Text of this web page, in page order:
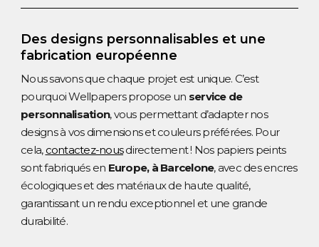
Des designs personnalisables et une
fabrication européenne
Nous savons que chaque projet est unique. C’est
pourquoi Wellpapers propose un service de
personnalisation, vous permettant d’adapter nos
designs à vos dimensions et couleurs préférées. Pour
cela, contactez-nousdirectement ! Nos papiers peints
sont fabriqués en Europe, à Barcelone, avec des encres
écologiques et des matériaux de haute qualité,
garantissant un rendu exceptionnel et une grande
durabilité.